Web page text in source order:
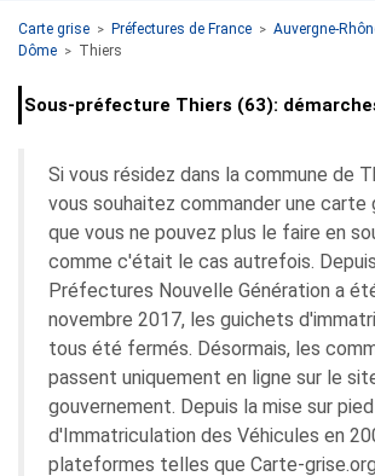
Carte grise > Préfectures de France > Auvergne-
Dôme > Thiers
Sous-préfecture Thiers (63):
Si vous résidez dans la commune de
vous souhaitez commander une carte
que vous ne pouvez plus le faire en
comme c'était le cas autrefois.
Préfectures Nouvelle Génération a
novembre 2017, les guichets
tous été fermés. Désormais, les
passent uniquement en ligne sur le
gouvernement. Depuis la mise sur
d'Immatriculation des Véhicules en
plateformes telles que Carte-